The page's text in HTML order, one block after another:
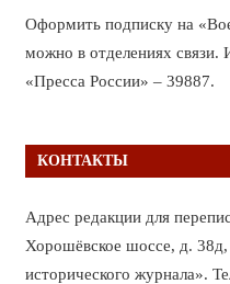
Оформить подписку на
можно в отделениях связи.
«Пресса России» – 39887.
КОНТАКТЫ
Адрес редакции для
Хорошёвское шоссе, д.
исторического журнала».